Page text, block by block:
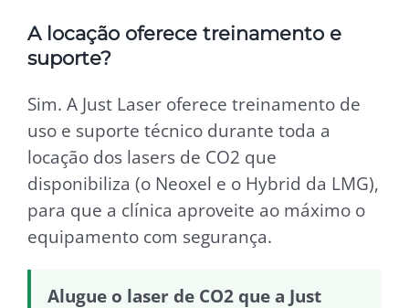
A locação oferece treinamento e
suporte?
Sim. A Just Laser oferece treinamento de
uso e suporte técnico durante toda a
locação dos lasers de CO2 que
disponibiliza (o Neoxel e o Hybrid da LMG),
para que a clínica aproveite ao máximo o
equipamento com segurança.
Alugue o laser de CO2 que a Just